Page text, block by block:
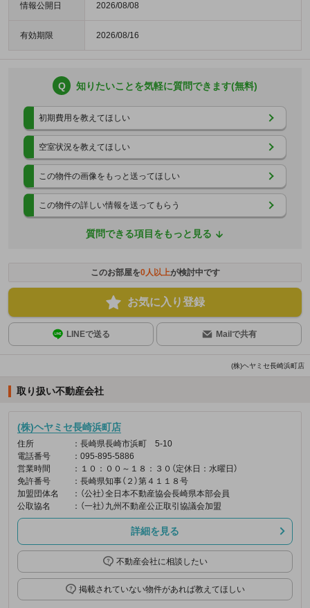
情報公開日 2026/08/08
有効期限 2026/08/16
Q 知りたいことを気軽に質問できます(無料)
初期費用を教えてほしい
空室状況を教えてほしい
この物件の画像をもっと送ってほしい
この物件の詳しい情報を送ってもらう
質問できる項目をもっと見る
このお部屋を0人以上が検討中です
お気に入り登録
LINEで送る Mailで共有
(株)ヘヤミセ長崎浜町店
取り扱い不動産会社
(株)ヘヤミセ長崎浜町店
住所
：長崎県長崎市浜町 5-10
電話番号
：095-895-5886
営業時間
：１０：００～１８：３０（定休日：水曜日）
免許番号
：長崎県知事（２）第４１１８号
加盟団体名
：（公社）全日本不動産協会長崎県本部会員
公取協名
：（一社）九州不動産公正取引協議会加盟
詳細を見る
不動産会社に相談したい
掲載されていない物件があれば教えてほしい